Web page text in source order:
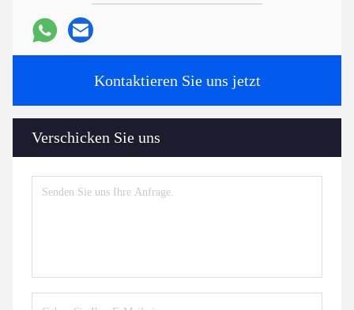
Kontaktieren Sie uns jetzt
Verschicken Sie uns